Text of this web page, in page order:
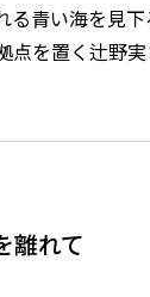
青い海を見
を置く辻野実
離れて